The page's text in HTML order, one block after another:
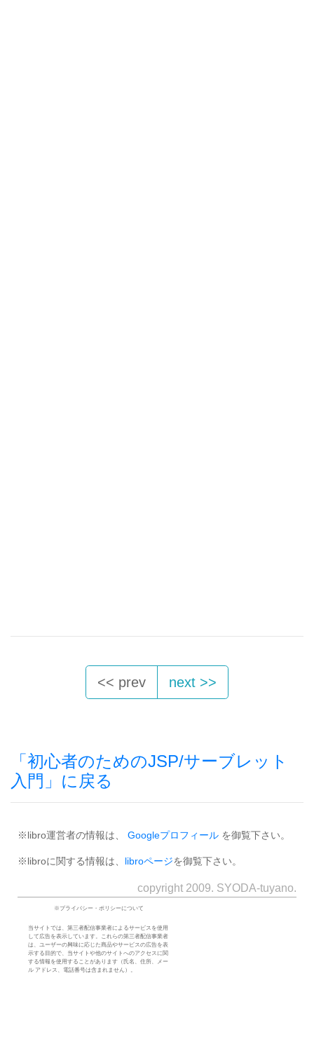
<< prev next >>
「初心者のためのJSP/サーブレット
入門」に戻る
※libro運営者の情報は、 Googleプロフィール を御覧下さい。
※libroに関する情報は、 libroページを御覧下さい。
copyright 2009. SYODA-tuyano.
※プライバシー・ポリシーについて
当サイトでは、第三者配信事業者によるサービスを使用
して広告を表示しています。これらの第三者配信事業者
は、ユーザーの興味に応じた商品やサービスの広告を表
示する目的で、当サイトや他のサイトへのアクセスに関
する情報を使用することがあります（氏名、住所、メー
ル アドレス、電話番号は含まれません）。